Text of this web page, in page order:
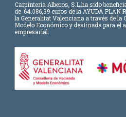
Carpinteria Alberos, S.L.ha sido
de 64.086,39 euros de la AYUDA PLAN
la Generalitat Valenciana a través de la
Modelo Económico y destinada para el
empresarial.